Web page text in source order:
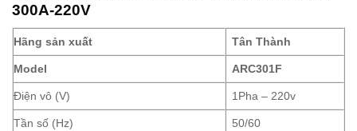
300A-220V
Hãng sản xuất Tân Thành
Model ARC301F
Điện vô (V) 1Pha – 220v
Tần số (Hz) 50/60